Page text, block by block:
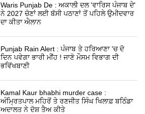
Waris Punjab De : ਅਕਾਲੀ ਦਲ 'ਵਾਰਿਸ ਪੰਜਾਬ ਦੇ'
ਨੇ 2027 ਚੋਣਾਂ ਲਈ ਬੱਸੀ ਪਠਾਣਾਂ ਤੋਂ ਪਹਿਲੇ ਉਮੀਦਵਾਰ
ਦਾ ਕੀਤਾ ਐਲਾਨ
Punjab Rain Alert : ਪੰਜਾਬ ਤੇ ਹਰਿਆਣਾ 'ਚ ਦੋ
ਦਿਨ ਪਵੇਗਾ ਭਾਰੀ ਮੀਂਹ ! ਜਾਣੋ ਮੌਸਮ ਵਿਭਾਗ ਦੀ
ਭਵਿੱਖਬਾਣੀ
Kamal Kaur bhabhi murder case :
ਅੰਮ੍ਰਿਤਪਾਲ ਮਹਿਰੋਂ ਤੇ ਰਣਜੀਤ ਸਿੰਘ ਖਿਲਾਫ਼ ਬਠਿੰਡਾ
ਅਦਾਲਤ ਨੇ ਦੋਸ਼ ਤੈਅ ਕੀਤੇ